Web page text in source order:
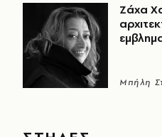
Ζάχα
Μπήλη